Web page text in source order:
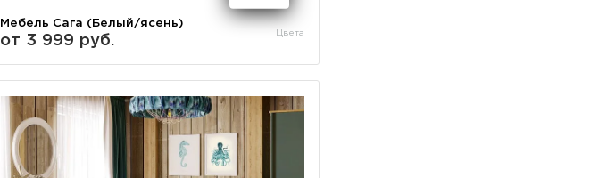
Мебель Сага (Белый/ясень)
от 3 999 руб.
Цвета